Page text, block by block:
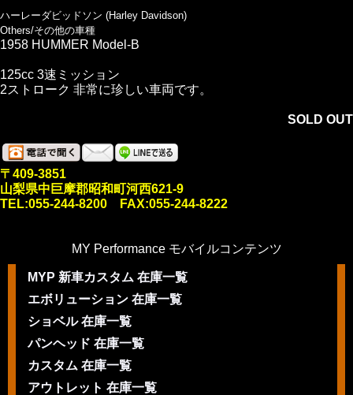
ハーレーダビッドソン (Harley Davidson)
Others/その他の車種
1958 HUMMER Model-B
125cc 3速ミッション
2ストローク 非常に珍しい車両です。
SOLD OUT
〒409-3851
山梨県中巨摩郡昭和町河西621-9
TEL:055-244-8200 FAX:055-244-8222
MY Performance モバイルコンテンツ
MYP 新車カスタム 在庫一覧
エボリューション 在庫一覧
ショベル 在庫一覧
パンヘッド 在庫一覧
カスタム 在庫一覧
アウトレット 在庫一覧